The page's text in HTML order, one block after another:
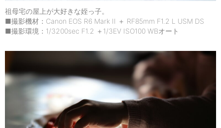
祖母宅の屋上が大好きな姪っ子。
■撮影機材：Canon EOS R6 Mark II ＋ RF85mm F1.2 L USM DS
■撮影環境：1/3200sec F1.2 ＋1/3EV ISO100 WBオート